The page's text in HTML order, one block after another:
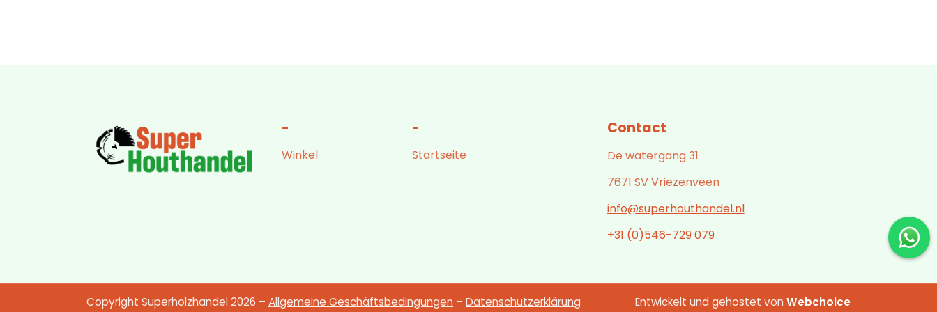
-
Winkel
-
Startseite
Contact
De watergang 31
7671 SV Vriezenveen
info@superhouthandel.nl
+31 (0)546-729 079
Copyright Superholzhandel 2026 – Allgemeine Geschäftsbedingungen – Datenschutzerklärung Entwickelt und gehostet von Webchoice